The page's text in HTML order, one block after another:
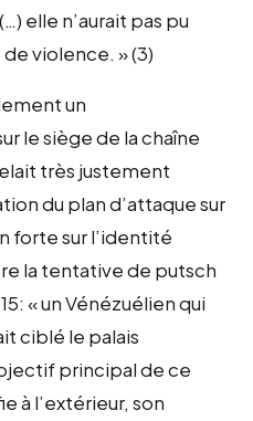
elle n’aurait pas pu
violence. » (3)
un
le siège de la chaîne
très justement
du plan d’attaque sur
forte sur l’identité
la tentative de putsch
« un Vénézuélien qui
ciblé le palais
principal de ce
à l’extérieur, son